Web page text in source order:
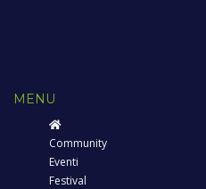
MENU
Community
Eventi
Festival